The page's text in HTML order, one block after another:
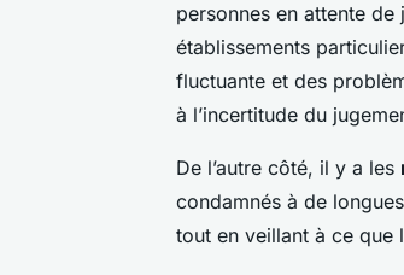
personnes en attente
établissements
fluctuante et des
à l’incertitude du
De l’autre côté, il y a les
condamnés à de
tout en veillant à ce que